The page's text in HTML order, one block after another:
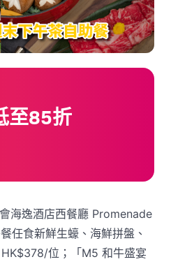
至85折
海逸酒店西餐廳 Promenade
任食新鮮生蠔、海鮮拼盤、
位；「M5 和牛盛宴